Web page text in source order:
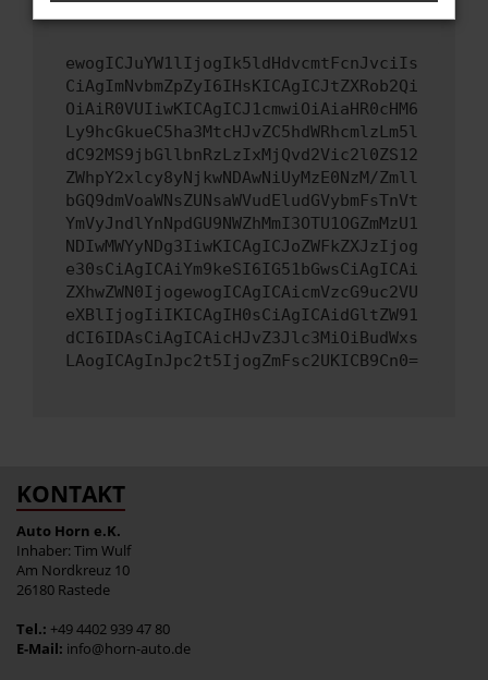
ewogICJuYW1lIjogIk5ldHdvcmtFcnJvciIs
CiAgImNvbmZpZyI6IHsKICAgICJtZXRob2Qi
OiAiR0VUIiwKICAgICJ1cmwiOiAiaHR0cHM6
Ly9hcGkueC5ha3MtcHJvZC5hdWRhcmlzLm5l
dC92MS9jbGllbnRzLzIxMjQvd2Vic2l0ZS12
ZWhpY2xlcy8yNjkwNDAwNiUyMzE0NzM/Zmll
bGQ9dmVoaWNsZUNsaWVudEludGVybmFsTnVt
YmVyJndlYnNpdGU9NWZhMmI3OTU1OGZmMzU1
NDIwMWYyNDg3IiwKICAgICJoZWFkZXJzIjog
e30sCiAgICAiYm9keSI6IG51bGwsCiAgICAi
ZXhwZWN0IjogewogICAgICAicmVzcG9uc2VU
eXBlIjogIiIKICAgIH0sCiAgICAidGltZW91
dCI6IDAsCiAgICAicHJvZ3Jlc3MiOiBudWxs
LAogICAgInJpc2t5IjogZmFsc2UKICB9Cn0=
KONTAKT
Auto Horn e.K.
Inhaber: Tim Wulf
Am Nordkreuz 10
26180 Rastede
Tel.: +49 4402 939 47 80
E-Mail: info@horn-auto.de